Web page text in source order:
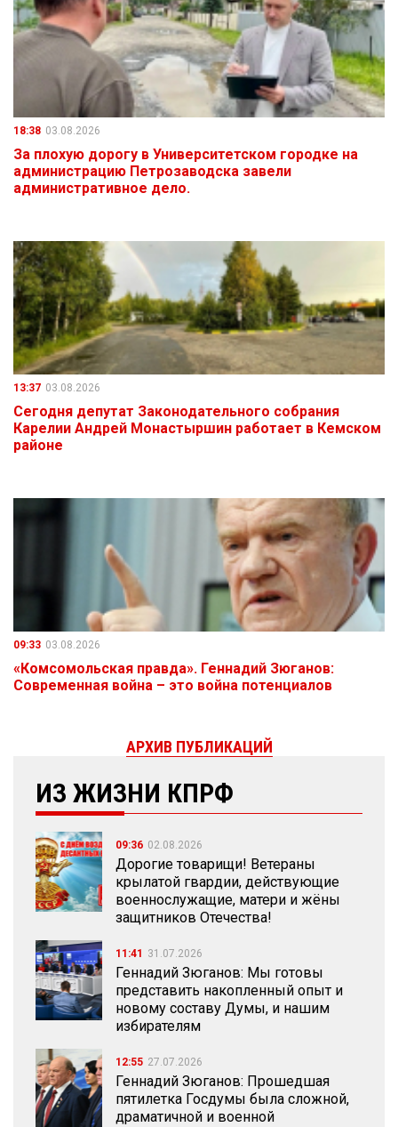
ИЗ ЖИЗНИ КПРФ
09:36 02.08.2026
Дорогие товарищи! Ветераны
крылатой гвардии, действующие
военнослужащие, матери и жёны
защитников Отечества!
11:41 31.07.2026
Геннадий Зюганов: Мы готовы
представить накопленный опыт и
новому составу Думы, и нашим
избирателям
12:55 27.07.2026
Геннадий Зюганов: Прошедшая
пятилетка Госдумы была сложной,
драматичной и военной
18:38 03.08.2026
За плохую дорогу в Университетском городке на
администрацию Петрозаводска завели
административное дело.
13:37 03.08.2026
Сегодня депутат Законодательного собрания
Карелии Андрей Монастыршин работает в Кемском
районе
09:33 03.08.2026
«Комсомольская правда». Геннадий Зюганов:
Современная война – это война потенциалов
АРХИВ ПУБЛИКАЦИЙ